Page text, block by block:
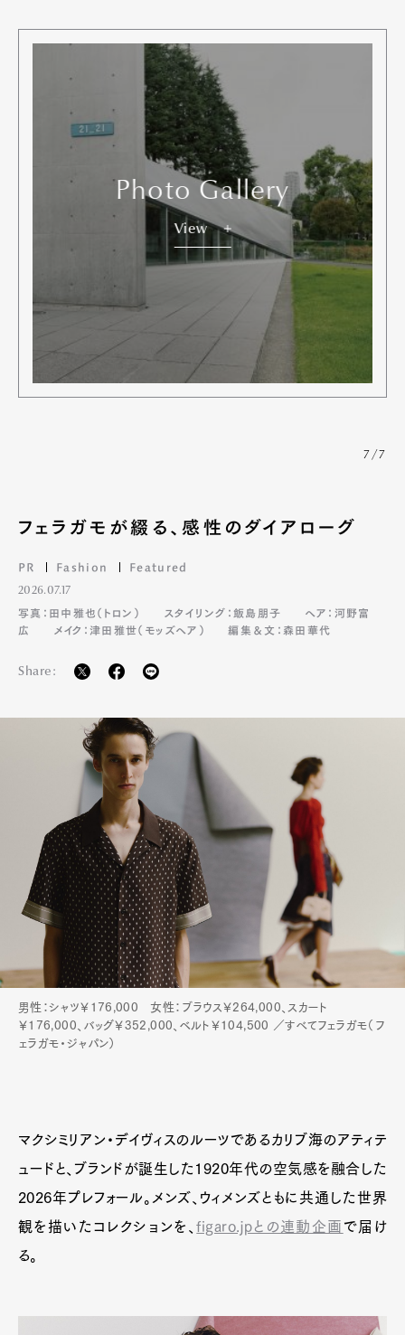
Photo Gallery
View
7/7
フェラガモが綴る、感性のダイアローグ
PR Fashion Featured
2026.07.17
写真：田中雅也（トロン）
スタイリング：飯島朋子
ヘア：河野富
広
メイク：津田雅世（モッズヘア） 編集＆文：森田華代
Share:
男性：シャツ￥176,000 女性：ブラウス￥264,000、スカート
￥176,000、バッグ￥352,000、ベルト￥104,500 ／すべてフェラガモ（フ
ェラガモ・ジャパン）
マクシミリアン・デイヴィスのルーツであるカリブ海のアティテ
ュードと、ブランドが誕生した1920年代の空気感を融合した
2026年プレフォール。メンズ、ウィメンズともに共通した世界
観を描いたコレクションを、figaro.jpとの連動企画 で届け
る。